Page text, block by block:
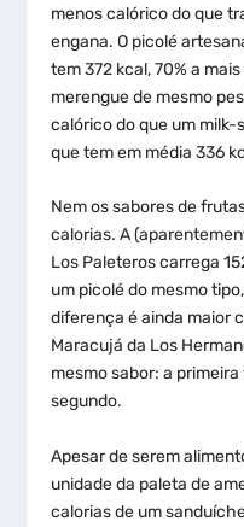
menos calórico do que
engana. O picolé
tem 372 kcal, 70% a
merengue de mesmo
calórico do que um
que tem em média 336
Nem os sabores de
calorias. A
Los Paleteros carrega
um picolé do mesmo
diferença é ainda maior
Maracujá da Los
mesmo sabor: a
segundo.
Apesar de serem
unidade da paleta de
calorias de um